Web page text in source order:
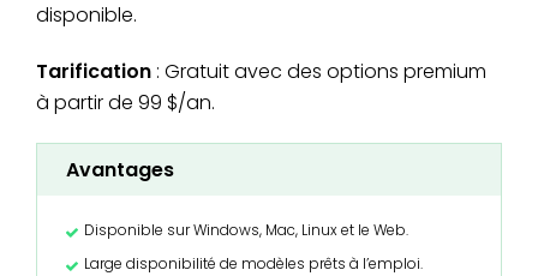
disponible.
Tarification : Gratuit avec des options premium
à partir de 99 $/an.
Avantages
Disponible sur Windows, Mac, Linux et le Web.
Large disponibilité de modèles prêts à l’emploi.